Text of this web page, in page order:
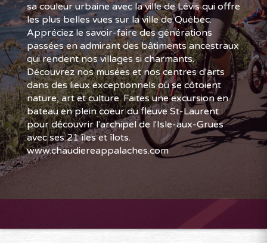
sa couleur urbaine avec la ville de Lévis qui offre
les plus belles vues sur la ville de Québec.
Appréciez le savoir-faire des générations
passées en admirant des bâtiments ancestraux
qui rendent nos villages si charmants.
Découvrez nos musées et nos centres d'arts
dans des lieux exceptionnels où se côtoient
nature, art et culture. Faites une excursion en
bateau en plein coeur du fleuve St-Laurent
pour découvrir l'archipel de l'Isle-aux-Grues
avec ses 21 îles et îlots.
www.chaudiereappalaches.com